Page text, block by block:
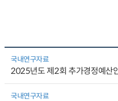
국내연구자료
2025년도 제2회 추가경정예산
국내연구자료